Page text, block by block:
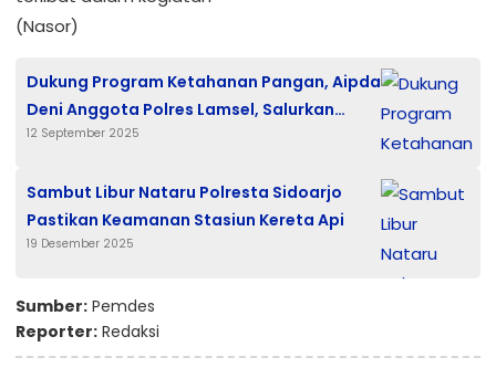
(Nasor)
Dukung Program Ketahanan Pangan, Aipda
Deni Anggota Polres Lamsel, Salurkan
Beras Murah di Pulau Sebesi
12 September 2025
Sambut Libur Nataru Polresta Sidoarjo
Pastikan Keamanan Stasiun Kereta Api
19 Desember 2025
Sumber: Pemdes
Reporter: Redaksi